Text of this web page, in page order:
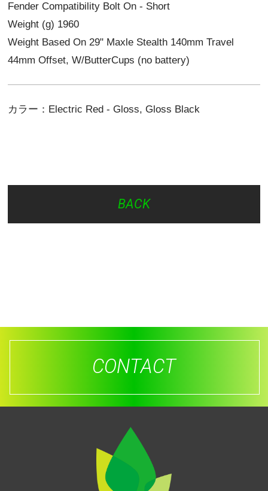
Fender Compatibility Bolt On - Short
Weight (g) 1960
Weight Based On 29" Maxle Stealth 140mm Travel
44mm Offset, W/ButterCups (no battery)
カラー：Electric Red - Gloss, Gloss Black
BACK
CONTACT